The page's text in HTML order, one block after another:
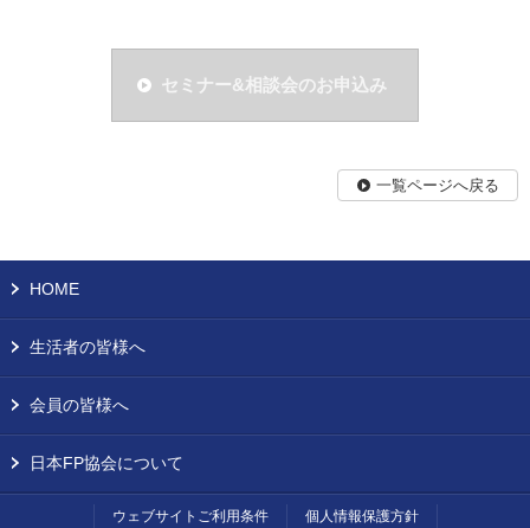
セミナー&相談会のお申込み
一覧ページへ戻る
HOME
生活者の皆様へ
会員の皆様へ
日本FP協会について
ウェブサイトご利用条件 個人情報保護方針